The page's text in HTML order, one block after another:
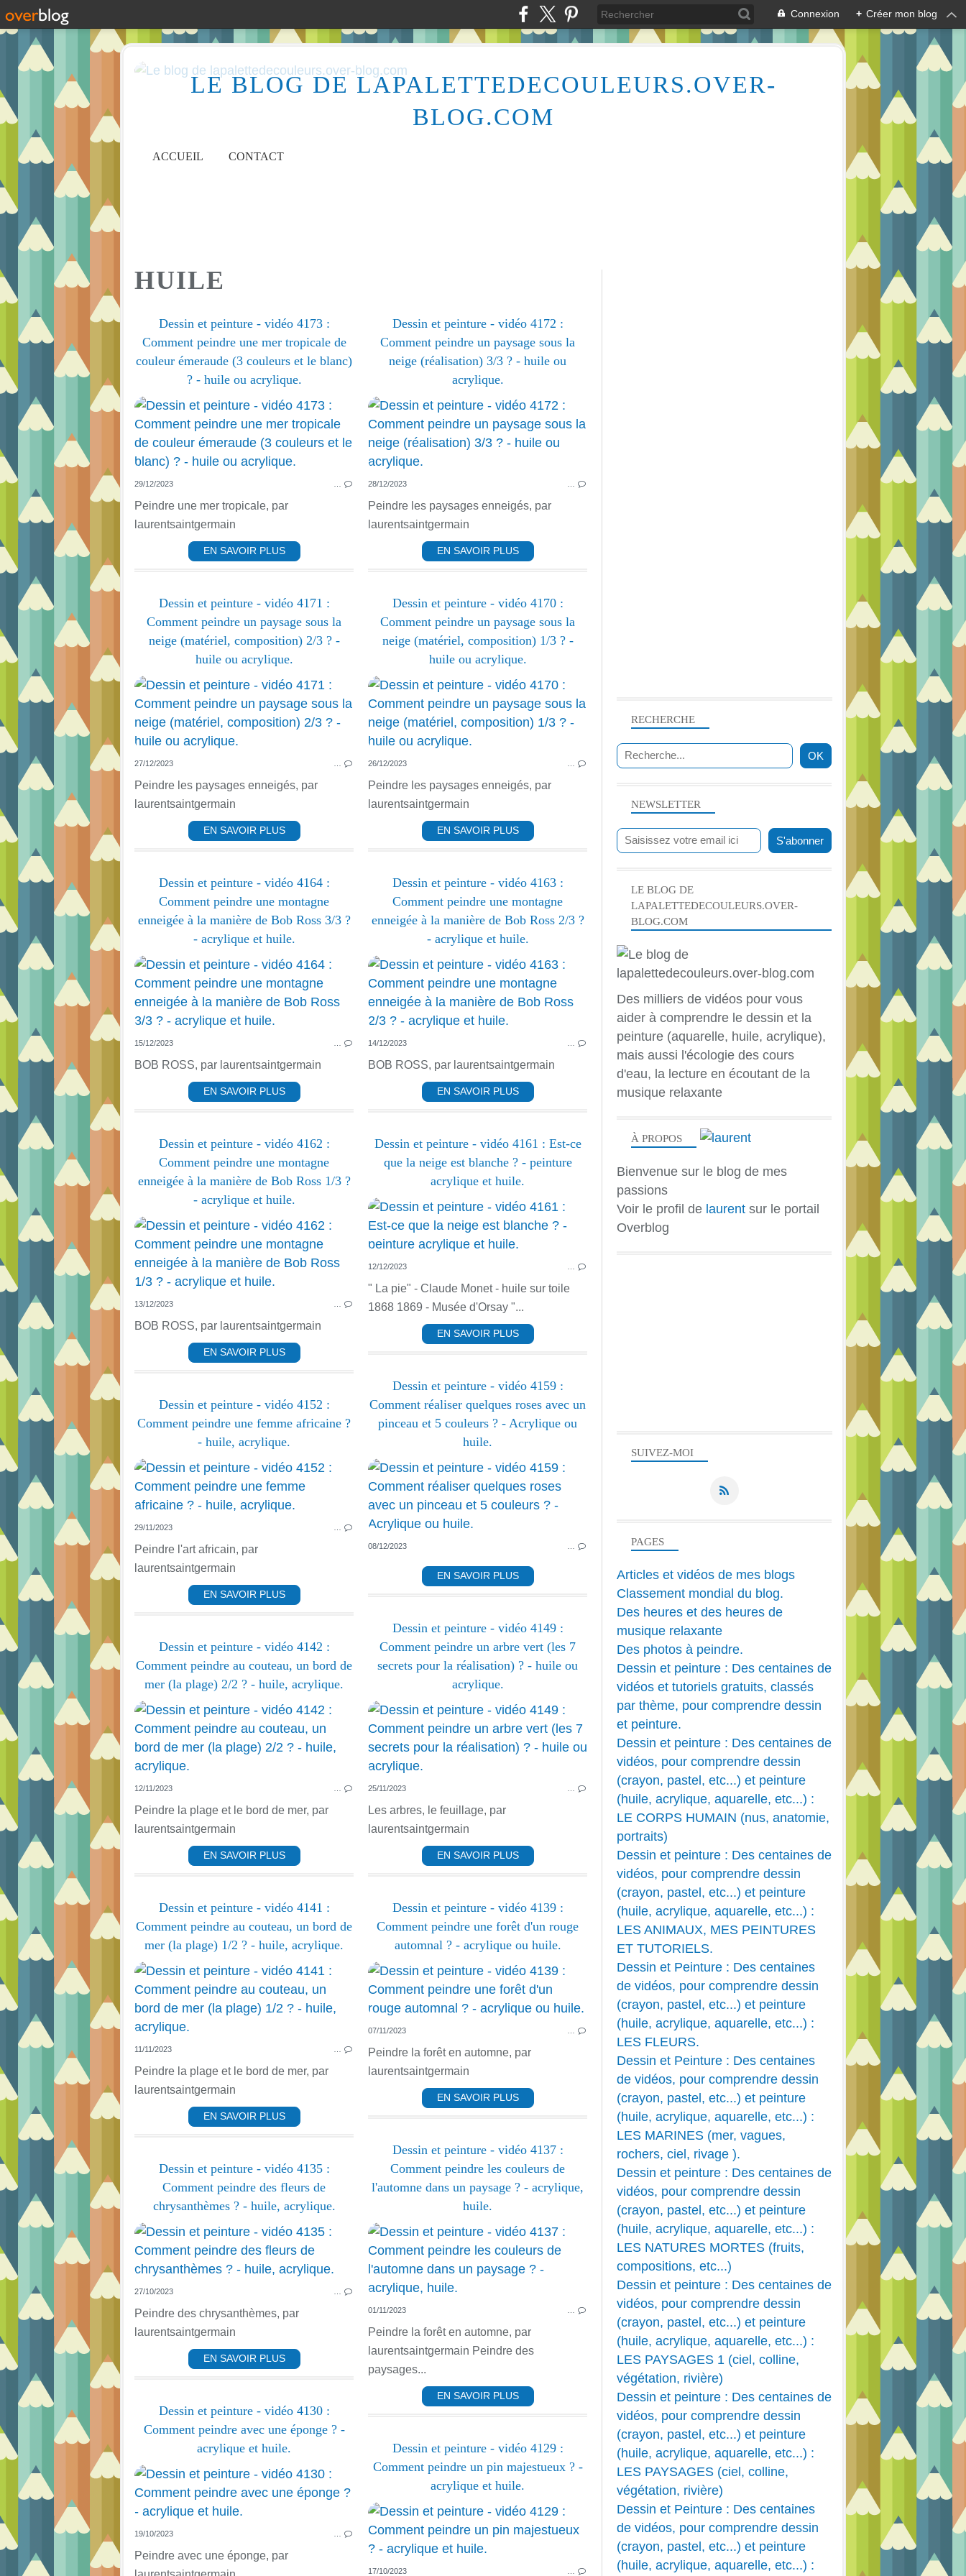
Connexion + Créer mon blog
LE BLOG DE LAPALETTEDECOULEURS.OVER-
BLOG.COM
ACCUEIL CONTACT
HUILE
Dessin et peinture - vidéo 4173 :
Comment peindre une mer tropicale de
couleur émeraude (3 couleurs et le blanc)
? - huile ou acrylique.
PEINTURE ACRYLIQUE
ACRYLIQUE
HUILE
29/12/2023
Peindre une mer tropicale, par
laurentsaintgermain
EN SAVOIR PLUS
Dessin et peinture - vidéo 4172 :
Comment peindre un paysage sous la
neige (réalisation) 3/3 ? - huile ou
acrylique.
28/12/2023
Peindre les paysages enneigés, par
laurentsaintgermain
EN SAVOIR PLUS
Dessin et peinture - vidéo 4171 :
Comment peindre un paysage sous la
neige (matériel, composition) 2/3 ? -
huile ou acrylique.
PEINTURE ACRYLIQUE
ACRYLIQUE
HUILE
27/12/2023
Peindre les paysages enneigés, par
laurentsaintgermain
EN SAVOIR PLUS
Dessin et peinture - vidéo 4170 :
Comment peindre un paysage sous la
neige (matériel, composition) 1/3 ? -
huile ou acrylique.
PAYSAGE
26/12/2023
Peindre les paysages enneigés, par
laurentsaintgermain
EN SAVOIR PLUS
Dessin et peinture - vidéo 4164 :
Comment peindre une montagne
enneigée à la manière de Bob Ross 3/3 ?
- acrylique et huile.
ACRYLIQUE
PEINTURE ACRYLIQUE
HUILE
PAYSAGE
15/12/2023
BOB ROSS, par laurentsaintgermain
EN SAVOIR PLUS
Dessin et peinture - vidéo 4163 :
Comment peindre une montagne
enneigée à la manière de Bob Ross 2/3 ?
- acrylique et huile.
PEINTURE ACRYLIQUE
14/12/2023
BOB ROSS, par laurentsaintgermain
EN SAVOIR PLUS
Dessin et peinture - vidéo 4162 :
Comment peindre une montagne
enneigée à la manière de Bob Ross 1/3 ?
- acrylique et huile.
PEINTURE ACRYLIQUE
ACRYLIQUE
PAYSAGE
13/12/2023
BOB ROSS, par laurentsaintgermain
EN SAVOIR PLUS
Dessin et peinture - vidéo 4161 : Est-ce
que la neige est blanche ? - peinture
acrylique et huile.
PEINTURE ACRYLIQUE
12/12/2023
" La pie" - Claude Monet - huile sur toile
1868 1869 - Musée d'Orsay "...
EN SAVOIR PLUS
Dessin et peinture - vidéo 4159 :
Comment réaliser quelques roses avec un
pinceau et 5 couleurs ? - Acrylique ou
huile.
ACRYLIQUE
08/12/2023
EN SAVOIR PLUS
Dessin et peinture - vidéo 4152 :
Comment peindre une femme africaine ?
- huile, acrylique.
PEINTURE ACRYLIQUE
ACRYLIQUE
HUILE
CORPS HUMAIN
29/11/2023
Peindre l'art africain, par
laurentsaintgermain
EN SAVOIR PLUS
Dessin et peinture - vidéo 4149 :
Comment peindre un arbre vert (les 7
secrets pour la réalisation) ? - huile ou
acrylique.
PEINTURE ACRYLIQUE
25/11/2023
Les arbres, le feuillage, par
laurentsaintgermain
EN SAVOIR PLUS
Dessin et peinture - vidéo 4142 :
Comment peindre au couteau, un bord de
mer (la plage) 2/2 ? - huile, acrylique.
PEINTURE ACRYLIQUE
ACRYLIQUE
HUILE
12/11/2023
Peindre la plage et le bord de mer, par
laurentsaintgermain
EN SAVOIR PLUS
Dessin et peinture - vidéo 4141 :
Comment peindre au couteau, un bord de
mer (la plage) 1/2 ? - huile, acrylique.
PEINTURE ACRYLIQUE
ACRYLIQUE
HUILE
11/11/2023
Peindre la plage et le bord de mer, par
laurentsaintgermain
EN SAVOIR PLUS
Dessin et peinture - vidéo 4139 :
Comment peindre une forêt d'un rouge
automnal ? - acrylique ou huile.
ACRYLIQUE
HUILE
PAYSAGE
07/11/2023
Peindre la forêt en automne, par
laurentsaintgermain
EN SAVOIR PLUS
Dessin et peinture - vidéo 4137 :
Comment peindre les couleurs de
l'automne dans un paysage ? - acrylique,
huile.
PEINTURE ACRYLIQUE
ACRYLIQUE
01/11/2023
Peindre la forêt en automne, par
laurentsaintgermain Peindre des
paysages...
EN SAVOIR PLUS
Dessin et peinture - vidéo 4135 :
Comment peindre des fleurs de
chrysanthèmes ? - huile, acrylique.
PEINTURE ACRYLIQUE
ACRYLIQUE
FLEURS
27/10/2023
Peindre des chrysanthèmes, par
laurentsaintgermain
EN SAVOIR PLUS
Dessin et peinture - vidéo 4130 :
Comment peindre avec une éponge ? -
acrylique et huile.
PEINTURE ACRYLIQUE
HUILE
TECHNIQUE PEINTURE
TECHNIQUES PEINTURE
19/10/2023
Peindre avec une éponge, par
Dessin et peinture - vidéo 4129 :
Comment peindre un pin majestueux ? -
acrylique et huile.
PEINTURE ACRYLIQUE
ACRYLIQUE
HUILE
17/10/2023
NEWSLETTER
SUIVEZ-MOI
RECHERCHE
LE BLOG DE
LAPALETTEDECOULEURS.OVER-
BLOG.COM
Des milliers de vidéos pour vous
aider à comprendre le dessin et la
peinture (aquarelle, huile, acrylique),
mais aussi l'écologie des cours
d'eau, la lecture en écoutant de la
musique relaxante
À PROPOS
Bienvenue sur le blog de mes
passions
Voir le profil de laurent sur le portail
Overblog
PAGES
Articles et vidéos de mes blogs
Classement mondial du blog.
Des heures et des heures de
musique relaxante
Des photos à peindre.
Dessin et peinture : Des centaines de
vidéos et tutoriels gratuits, classés
par thème, pour comprendre dessin
et peinture.
Dessin et peinture : Des centaines de
vidéos, pour comprendre dessin
(crayon, pastel, etc...) et peinture
(huile, acrylique, aquarelle, etc...) :
LE CORPS HUMAIN (nus, anatomie,
portraits)
Dessin et peinture : Des centaines de
vidéos, pour comprendre dessin
(crayon, pastel, etc...) et peinture
(huile, acrylique, aquarelle, etc...) :
LES ANIMAUX, MES PEINTURES
ET TUTORIELS.
Dessin et Peinture : Des centaines
de vidéos, pour comprendre dessin
(crayon, pastel, etc...) et peinture
(huile, acrylique, aquarelle, etc...) :
LES FLEURS.
Dessin et Peinture : Des centaines
de vidéos, pour comprendre dessin
(crayon, pastel, etc...) et peinture
(huile, acrylique, aquarelle, etc...) :
LES MARINES (mer, vagues,
rochers, ciel, rivage ).
Dessin et peinture : Des centaines de
vidéos, pour comprendre dessin
(crayon, pastel, etc...) et peinture
(huile, acrylique, aquarelle, etc...) :
LES NATURES MORTES (fruits,
compositions, etc...)
Dessin et peinture : Des centaines de
vidéos, pour comprendre dessin
(crayon, pastel, etc...) et peinture
(huile, acrylique, aquarelle, etc...) :
LES PAYSAGES 1 (ciel, colline,
végétation, rivière)
Dessin et peinture : Des centaines de
vidéos, pour comprendre dessin
(crayon, pastel, etc...) et peinture
(huile, acrylique, aquarelle, etc...) :
LES PAYSAGES (ciel, colline,
végétation, rivière)
Dessin et Peinture : Des centaines
de vidéos, pour comprendre dessin
(crayon, pastel, etc...) et peinture
(huile, acrylique, aquarelle, etc...) :